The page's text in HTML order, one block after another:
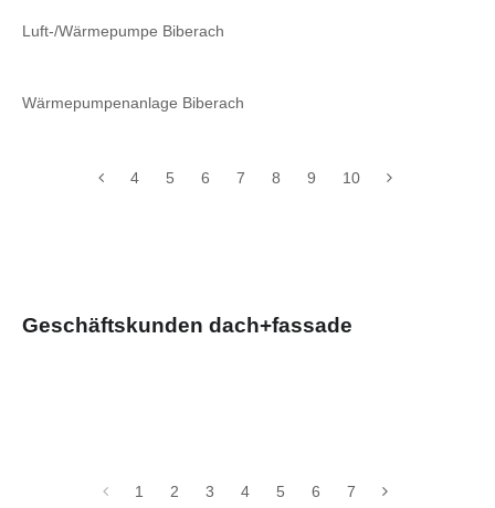
Luft-/Wärmepumpe Biberach
Wärmepumpenanlage Biberach
4 5 6 7 8 9 10
Geschäftskunden dach+fassade
1 2 3 4 5 6 7